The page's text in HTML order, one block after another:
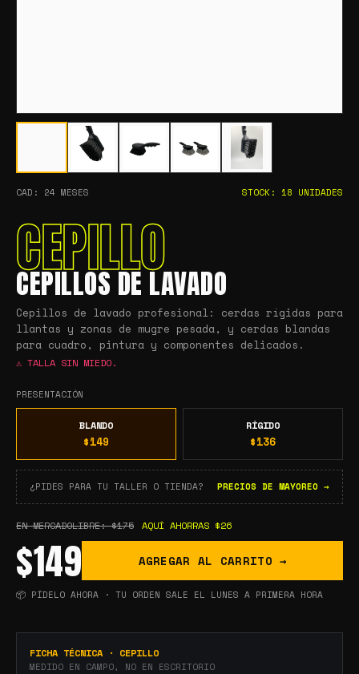
CAD: 24 MESES STOCK: 18 UNIDADES
CEPILLO
CEPILLOS DE LAVADO
Cepillos de lavado profesional: cerdas rígidas para
llantas y zonas de mugre pesada, y cerdas blandas
para cuadro, pintura y componentes delicados.
⚠ TALLA SIN MIEDO.
PRESENTACIÓN
BLANDO
$149
RÍGIDO
$136
¿PIDES PARA TU TALLER O TIENDA? PRECIOS DE MAYOREO →
EN MERCADOLIBRE:$175 AQUÍ AHORRAS $26
$149 AGREGAR AL CARRITO →
📦 PÍDELO AHORA · TU ORDEN SALE EL LUNES A PRIMERA HORA
FICHA TÉCNICA · CEPILLO
MEDIDO EN CAMPO, NO EN ESCRITORIO